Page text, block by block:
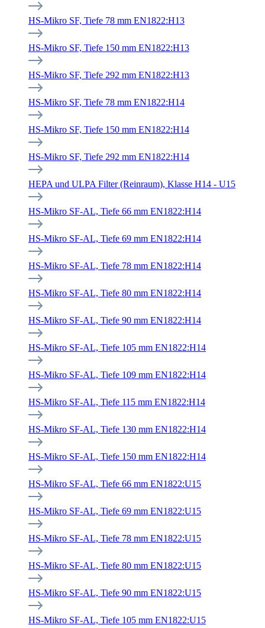
HS-Mikro SF, Tiefe 78 mm EN1822:H13
HS-Mikro SF, Tiefe 150 mm EN1822:H13
HS-Mikro SF, Tiefe 292 mm EN1822:H13
HS-Mikro SF, Tiefe 78 mm EN1822:H14
HS-Mikro SF, Tiefe 150 mm EN1822:H14
HS-Mikro SF, Tiefe 292 mm EN1822:H14
HEPA und ULPA Filter (Reinraum), Klasse H14 - U15
HS-Mikro SF-AL, Tiefe 66 mm EN1822:H14
HS-Mikro SF-AL, Tiefe 69 mm EN1822:H14
HS-Mikro SF-AL, Tiefe 78 mm EN1822:H14
HS-Mikro SF-AL, Tiefe 80 mm EN1822:H14
HS-Mikro SF-AL, Tiefe 90 mm EN1822:H14
HS-Mikro SF-AL, Tiefe 105 mm EN1822:H14
HS-Mikro SF-AL, Tiefe 109 mm EN1822:H14
HS-Mikro SF-AL, Tiefe 115 mm EN1822:H14
HS-Mikro SF-AL, Tiefe 130 mm EN1822:H14
HS-Mikro SF-AL, Tiefe 150 mm EN1822:H14
HS-Mikro SF-AL, Tiefe 66 mm EN1822:U15
HS-Mikro SF-AL, Tiefe 69 mm EN1822:U15
HS-Mikro SF-AL, Tiefe 78 mm EN1822:U15
HS-Mikro SF-AL, Tiefe 80 mm EN1822:U15
HS-Mikro SF-AL, Tiefe 90 mm EN1822:U15
HS-Mikro SF-AL, Tiefe 105 mm EN1822:U15